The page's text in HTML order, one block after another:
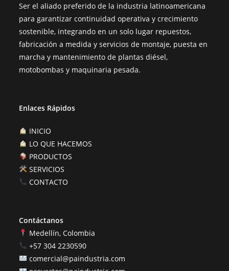
Ser el aliado preferido de la industria latinoamericana
para garantizar continuidad operativa y crecimiento
sostenible, integrando en un solo lugar repuestos,
fabricación a medida y servicios de montaje, puesta en
marcha y mantenimiento de plantas diésel,
motobombas y maquinaria pesada.
Enlaces Rápidos
INICIO
LO QUE HACEMOS
PRODUCTOS
SERVICIOS
CONTACTO
Contáctanos
Medellín, Colombia
+57 304 2230590
comercial@paindustria.com